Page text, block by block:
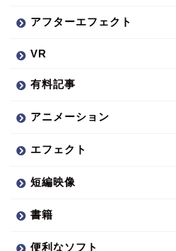
アフターエフェクト
VR
有料記事
アニメーション
エフェクト
短編映像
書籍
便利なソフト